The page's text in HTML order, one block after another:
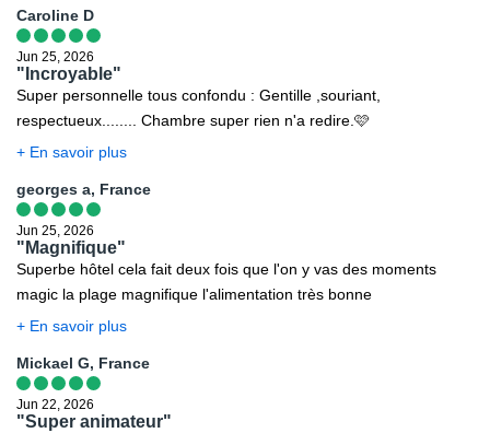
trouve votre escale ainsi que votre destination finale.
Les modalités pour chaque pays sont consultables sur le site
https://www.diplomatie.belgium.be/fr. L'actualité évoluant très
régulièrement, nous vous invitons à consulter ce lien avant votre
départ.
Luxembourg, Pays-Bas, Allemagne, Suisse ou Espagne...),
veuillez vous référer aux sites officiels des ministères des pays
concernés pour les conditions de départ et de retour.
Caroline D
Jun 25, 2026
"Incroyable"
Super personnelle tous confondu : Gentille ,souriant,
respectueux........ Chambre super rien n'a redire.🩷
+ En savoir plus
georges a, France
Jun 25, 2026
"Magnifique"
Superbe hôtel cela fait deux fois que l'on y vas des moments
magic la plage magnifique l'alimentation très bonne
+ En savoir plus
Mickael G, France
Jun 22, 2026
"Super animateur"